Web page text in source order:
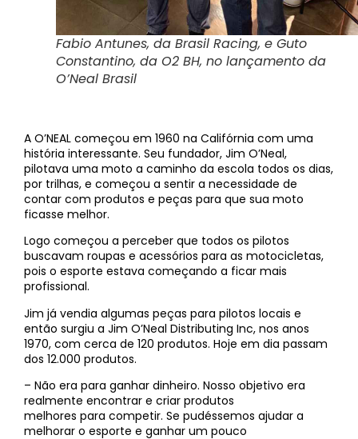
Fabio Antunes, da Brasil Racing, e Guto
Constantino, da O2 BH, no lançamento da
O’Neal Brasil
A O’NEAL começou em 1960 na Califórnia com uma
história interessante. Seu fundador, Jim O’Neal,
pilotava uma moto a caminho da escola todos os dias,
por trilhas, e começou a sentir a necessidade de
contar com produtos e peças para que sua moto
ficasse melhor.
Logo começou a perceber que todos os pilotos
buscavam roupas e acessórios para as motocicletas,
pois o esporte estava começando a ficar mais
profissional.
Jim já vendia algumas peças para pilotos locais e
então surgiu a Jim O’Neal Distributing Inc, nos anos
1970, com cerca de 120 produtos. Hoje em dia passam
dos 12.000 produtos.
– Não era para ganhar dinheiro. Nosso objetivo era
realmente encontrar e criar produtos
melhores para competir. Se pudéssemos ajudar a
melhorar o esporte e ganhar um pouco